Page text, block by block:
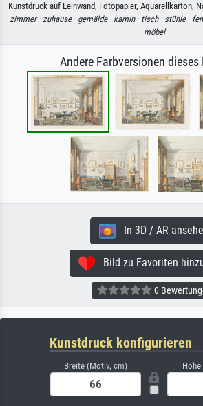
Kunstdruck auf Leinwand, Fotopapier, Aquarellkarton,
zimmer ·zuhause · gemälde · kamin · tisch · stühle ·
möbel
Andere Farbversionen dieses
In 3D / AR
Bild zu Favoriten
0
Kunstdruck konfigurieren
Breite (Motiv, cm)